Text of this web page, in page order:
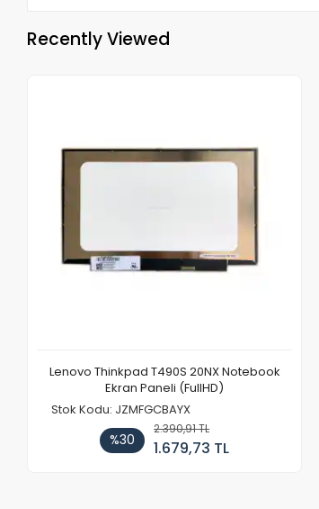
Recently Viewed
Lenovo Thinkpad T490S 20NX Notebook
Ekran Paneli (FullHD)
Stok Kodu: JZMFGCBAYX
%30
2.390,91 TL
1.679,73 TL